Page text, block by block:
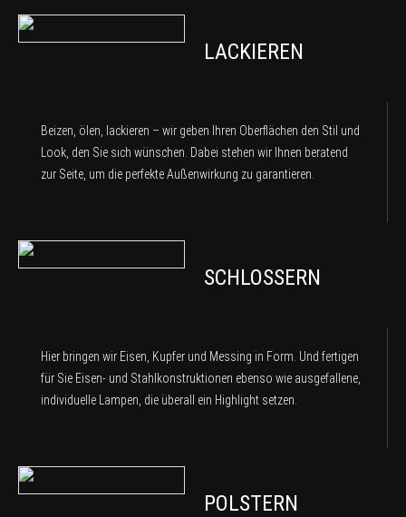
LACKIEREN
Beizen, ölen, lackieren – wir geben Ihren Oberflächen den Stil und
Look, den Sie sich wünschen. Dabei stehen wir Ihnen beratend
zur Seite, um die perfekte Außenwirkung zu garantieren.
SCHLOSSERN
Hier bringen wir Eisen, Kupfer und Messing in Form. Und fertigen
für Sie Eisen- und Stahlkonstruktionen ebenso wie ausgefallene,
individuelle Lampen, die überall ein Highlight setzen.
POLSTERN